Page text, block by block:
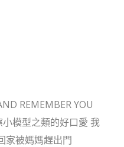
REMEMBER YOU
模型之類的好口愛 我
家被媽媽趕出門